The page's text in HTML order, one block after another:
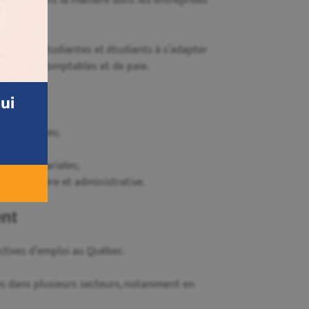
les étudiantes et étudiants à s’adapter
comptables et de paie.
paie;
et salariales;
financière et administrative.
d’emploi au Québec.
dans plusieurs secteurs, notamment en